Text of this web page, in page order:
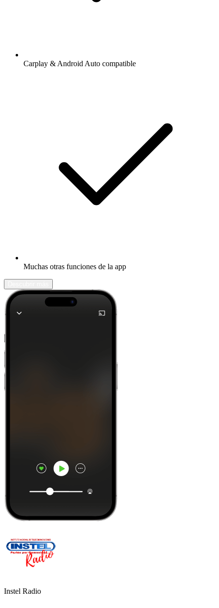
Carplay & Android Auto compatible
Muchas otras funciones de la app
Instel Radio